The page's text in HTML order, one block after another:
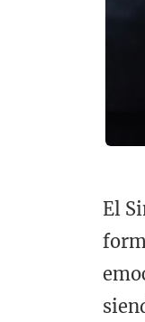
El